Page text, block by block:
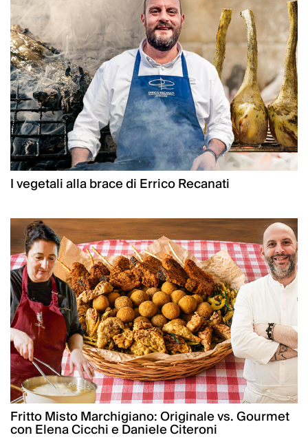
I vegetali alla brace di Errico Recanati
Fritto Misto Marchigiano: Originale vs. Gourmet
con Elena Cicchi e Daniele Citeroni